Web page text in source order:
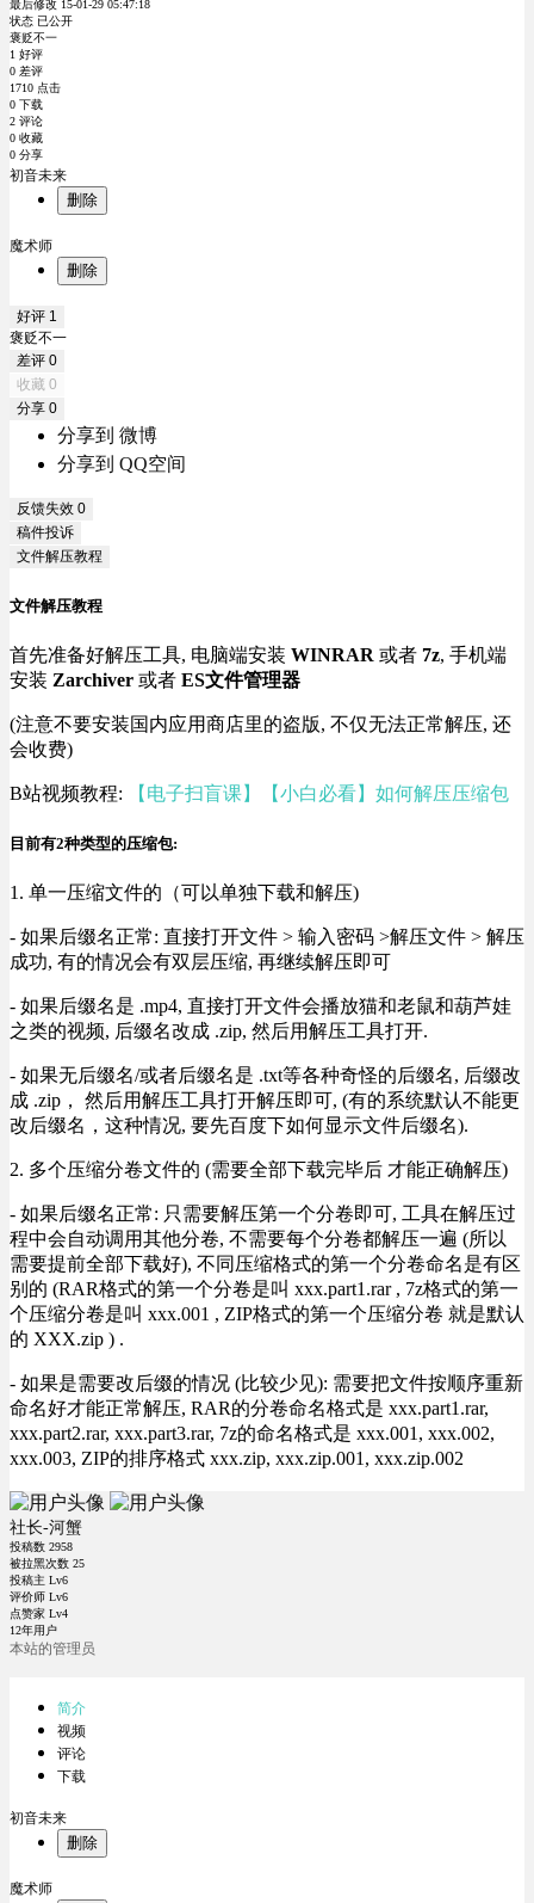
最后修改 15-01-29 05:47:18
状态 已公开
褒贬不一
1 好评
0 差评
1710 点击
0 下载
2 评论
0 收藏
0 分享
初音未来
删除
魔术师
删除
好评 1
褒贬不一
差评 0
收藏 0
分享 0
分享到 微博
分享到 QQ空间
反馈失效 0
稿件投诉
文件解压教程
文件解压教程
首先准备好解压工具, 电脑端安装 WINRAR 或者 7z, 手机端
安装 Zarchiver 或者 ES文件管理器
(注意不要安装国内应用商店里的盗版, 不仅无法正常解压, 还
会收费)
B站视频教程: 【电子扫盲课】【小白必看】如何解压压缩包
目前有2种类型的压缩包:
1. 单一压缩文件的（可以单独下载和解压)
- 如果后缀名正常: 直接打开文件 > 输入密码 >解压文件 > 解压
成功, 有的情况会有双层压缩, 再继续解压即可
- 如果后缀名是 .mp4, 直接打开文件会播放猫和老鼠和葫芦娃
之类的视频, 后缀名改成 .zip, 然后用解压工具打开.
- 如果无后缀名/或者后缀名是 .txt等各种奇怪的后缀名, 后缀改
成 .zip， 然后用解压工具打开解压即可, (有的系统默认不能更
改后缀名，这种情况, 要先百度下如何显示文件后缀名).
2. 多个压缩分卷文件的 (需要全部下载完毕后 才能正确解压)
- 如果后缀名正常: 只需要解压第一个分卷即可, 工具在解压过
程中会自动调用其他分卷, 不需要每个分卷都解压一遍 (所以
需要提前全部下载好), 不同压缩格式的第一个分卷命名是有区
别的 (RAR格式的第一个分卷是叫 xxx.part1.rar , 7z格式的第一
个压缩分卷是叫 xxx.001 , ZIP格式的第一个压缩分卷 就是默认
的 XXX.zip ) .
- 如果是需要改后缀的情况 (比较少见): 需要把文件按顺序重新
命名好才能正常解压, RAR的分卷命名格式是 xxx.part1.rar,
xxx.part2.rar, xxx.part3.rar, 7z的命名格式是 xxx.001, xxx.002,
xxx.003, ZIP的排序格式 xxx.zip, xxx.zip.001, xxx.zip.002
社长-河蟹
投稿数 2958
被拉黑次数 25
投稿主 Lv6
评价师 Lv6
点赞家 Lv4
12年用户
本站的管理员
简介
视频
评论
下载
初音未来
删除
魔术师